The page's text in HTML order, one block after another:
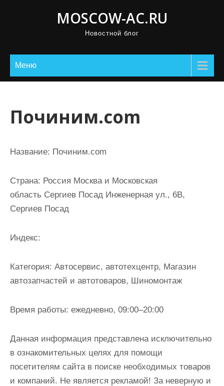
MOSCOW-AC.RU
Новостной блог
Меню
Починим.com
Название: Починим.com
Страна: Россия Москва и Московская
область Сергиев Посад Инженерная ул., 6В,
Сергиев Посад
Индекс:
Категория: Автосервис, автотехцентр, Магазин
автозапчастей и автотоваров, Шиномонтаж
Время работы: ежедневно, 09:00–20:00
Данная информация представлена исключительно
в ознакомительных целях для помощи
посетителям сайта в поиске необходимых товаров
и компаний. Не является рекламой! За неверную и